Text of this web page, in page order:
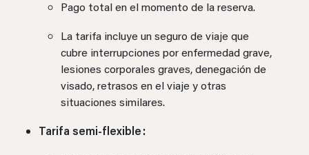
Pago total en el momento de la reserva.
La tarifa incluye un seguro de viaje que
cubre interrupciones por enfermedad grave,
lesiones corporales graves, denegación de
visado, retrasos en el viaje y otras
situaciones similares.
Tarifa semi‑flexible :